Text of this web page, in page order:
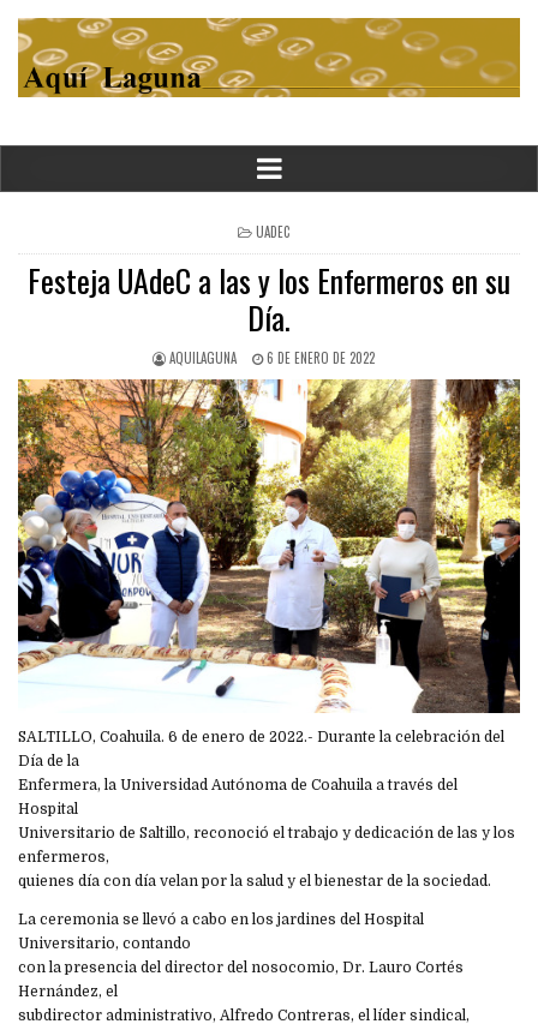
POSTED
IN
UADEC
Festeja UAdeC a las y los Enfermeros en su
Día.
AQUILAGUNA 6 DE ENERO DE 2022
SALTILLO, Coahuila. 6 de enero de 2022.- Durante la celebración del
Día de la
Enfermera, la Universidad Autónoma de Coahuila a través del
Hospital
Universitario de Saltillo, reconoció el trabajo y dedicación de las y los
enfermeros,
quienes día con día velan por la salud y el bienestar de la sociedad.
La ceremonia se llevó a cabo en los jardines del Hospital
Universitario, contando
con la presencia del director del nosocomio, Dr. Lauro Cortés
Hernández, el
subdirector administrativo, Alfredo Contreras, el líder sindical,